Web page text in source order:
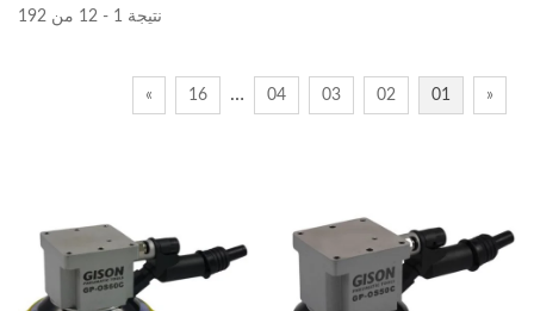
نتيجة 1 - 12 من 192
«
01
02
03
04
…
16
»